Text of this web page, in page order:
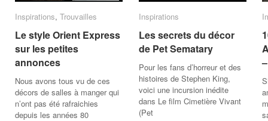
Inspirations, Trouvailles
Le style Orient Express
sur les petites
annonces
Nous avons tous vu de ces
décors de salles à manger qui
n’ont pas été rafraichies
depuis les années 80
Inspirations Trouvailles
Le style Orient Express
sur les petites
annonces
Inspirations
Les secrets du décor
de Pet Sematary
Pour les fans d’horreur et des
histoires de Stephen King,
voici une incursion inédite
dans Le film Cimetière Vivant
(Pet
Inspirations
Les secrets du décor
de Pet Sematary